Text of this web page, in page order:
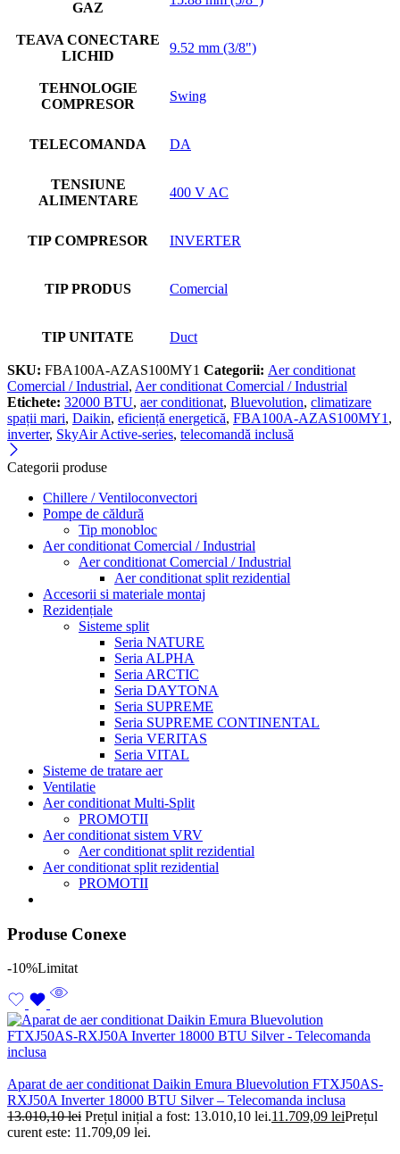
GAZ
TEAVA CONECTARE
LICHID
9.52 mm (3/8")
TEHNOLOGIE
COMPRESOR
Swing
TELECOMANDA DA
TENSIUNE
ALIMENTARE
400 V AC
TIP COMPRESOR INVERTER
TIP PRODUS Comercial
TIP UNITATE Duct
SKU: FBA100A-AZAS100MY1 Categorii: Aer conditionat
Comercial / Industrial, Aer conditionat Comercial / Industrial
Etichete: 32000 BTU, aer conditionat, Bluevolution, climatizare
spații mari, Daikin, eficiență energetică, FBA100A-AZAS100MY1 ,
inverter, SkyAir Active-series, telecomandă inclusă
Categorii produse
Chillere / Ventiloconvectori
Pompe de căldură
Tip monobloc
Aer conditionat Comercial / Industrial
Aer conditionat Comercial / Industrial
Aer conditionat split rezidential
Accesorii si materiale montaj
Rezidențiale
Sisteme split
Seria NATURE
Seria ALPHA
Seria ARCTIC
Seria DAYTONA
Seria SUPREME
Seria SUPREME CONTINENTAL
Seria VERITAS
Seria VITAL
Sisteme de tratare aer
Ventilatie
Aer conditionat Multi-Split
PROMOTII
Aer conditionat sistem VRV
Aer conditionat split rezidential
Aer conditionat split rezidential
PROMOTII
Produse Conexe
-10%Limitat
Aparat de aer conditionat Daikin Emura Bluevolution FTXJ50AS-
RXJ50A Inverter 18000 BTU Silver – Telecomanda inclusa
13.010,10lei Prețul inițial a fost: 13.010,10 lei.11.709,09 leiPrețul
curent este: 11.709,09 lei.